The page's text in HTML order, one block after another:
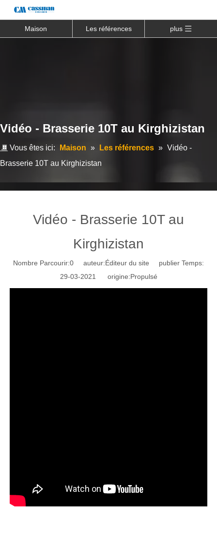
Maison Les références plus
Vidéo - Brasserie 10T au Kirghizistan
Vous êtes ici: Maison » Les références » Vidéo -
Brasserie 10T au Kirghizistan
Vidéo - Brasserie 10T au
Kirghizistan
Nombre Parcourir:0 auteur:Éditeur du site publier Temps:
29-03-2021 origine:Propulsé